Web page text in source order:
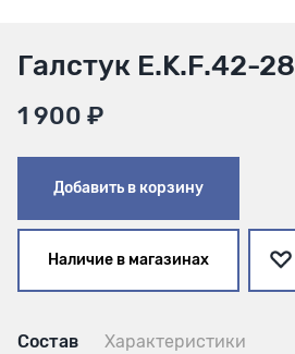
Галстук E.K.F.42-28
1 900 ₽
Добавить в корзину
Наличие в магазинах
Состав Характеристики